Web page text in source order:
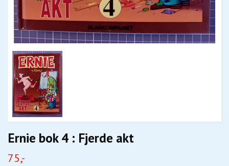
Ernie bok 4 : Fjerde akt
75,-